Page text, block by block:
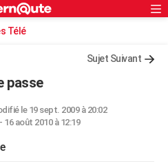
Télé
Sujet Suivant
passe
le 19 sept. 2009 à 20:02
16 août 2010 à 12:19